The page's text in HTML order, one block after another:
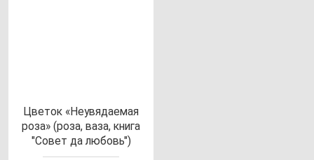
Цве­ток «Неувя­да­емая
ро­за» (ро­за, ва­за, кни­га
"Совет да лю­бовь")